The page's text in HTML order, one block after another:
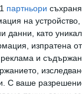
партньори
на устройство,
данни, като
изпратена от
и
С ваше